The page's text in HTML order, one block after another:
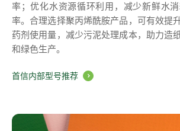
率；优化水资源循环利用，减少新鲜水
率。合理选择聚丙烯酰胺产品，可有效提
药剂使用量，减少污泥处理成本，助力造
和绿色生产。
首信内部型号推荐